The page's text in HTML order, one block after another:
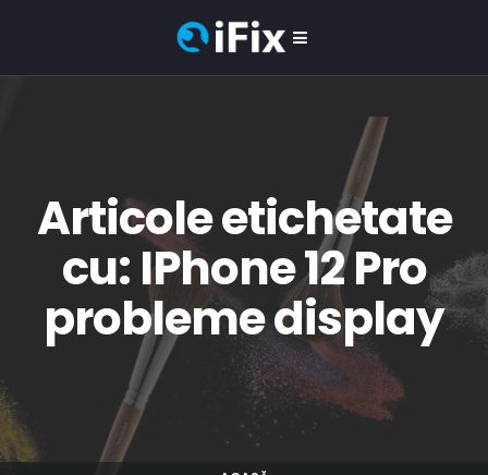
Articole etichetate
cu: IPhone 12 Pro
probleme display